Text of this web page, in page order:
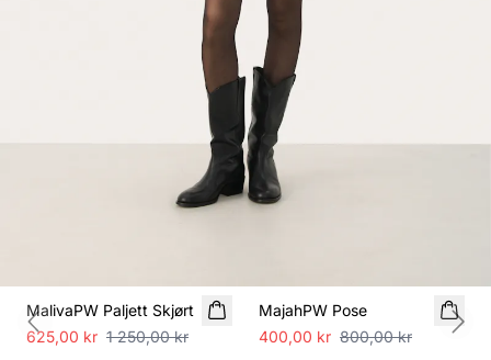
MalivaPW Paljett Skjørt
625,00 kr 1 250,00 kr
MajahPW Pose
400,00 kr 800,00 kr
Previous slide